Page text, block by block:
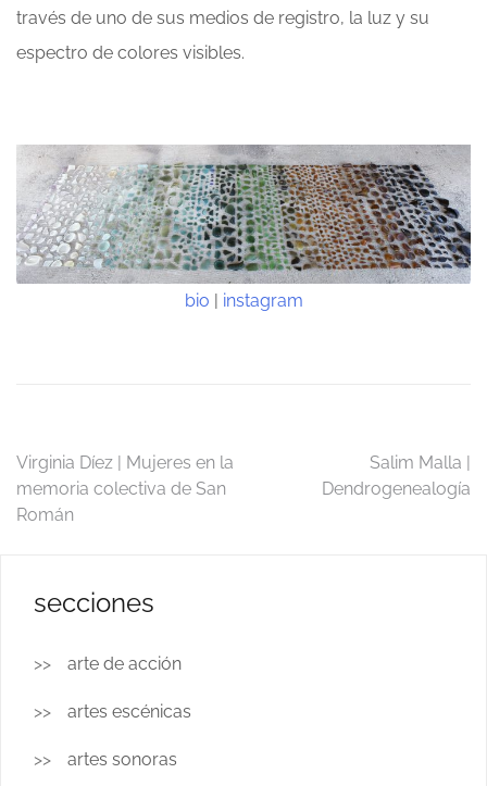
través de uno de sus medios de registro, la luz y su
espectro de colores visibles.
bio instagram
Navegación
de
Virginia Díez | Mujeres en la
memoria colectiva de San
Román
Salim Malla |
Dendrogenealogía
secciones
arte de acción
artes escénicas
artes sonoras